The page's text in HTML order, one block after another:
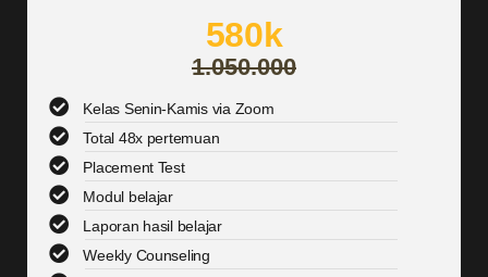
580k
1.050.000
Kelas Senin-Kamis via Zoom
Total 48x pertemuan
Placement Test
Modul belajar
Laporan hasil belajar
Weekly Counseling